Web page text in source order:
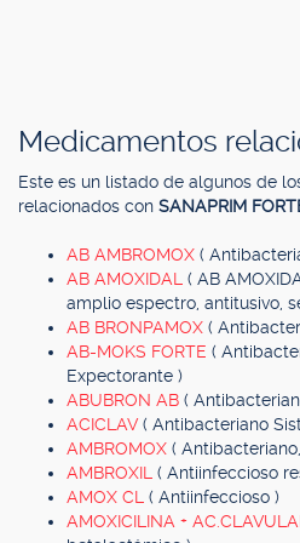
Medicamentos
Este es un listado de algunos de
relacionados con SANAPRIM
AB AMBROMOX (
AB AMOXIDAL ( AB
amplio espectro, antitusivo,
AB BRONPAMOX (
AB-MOKS FORTE (
Expectorante )
ABUBRON AB (
ACICLAV( Antibacteriano
AMBROMOX (
AMBROXIL ( Antiinfeccioso
AMOX CL ( Antiinfeccioso )
AMOXICILINA +